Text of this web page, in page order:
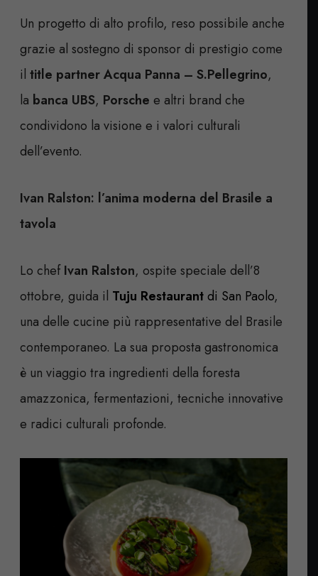
Un progetto di alto profilo, reso possibile anche
grazie al sostegno di sponsor di prestigio come
il title partner Acqua Panna – S.Pellegrino,
la banca UBS, Porsche e altri brand che
condividono la visione e i valori culturali
dell’evento.
Ivan Ralston: l’anima moderna del Brasile a
tavola
Lo chefIvan Ralston, ospite speciale dell’8
ottobre, guida il Tuju Restaurantdi San Paolo,
una delle cucine più rappresentative del Brasile
contemporaneo. La sua proposta gastronomica
è un viaggio tra ingredienti della foresta
amazzonica, fermentazioni, tecniche innovative
e radici culturali profonde.